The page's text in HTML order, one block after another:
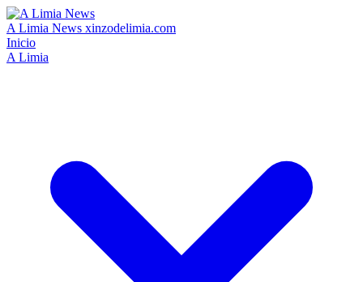
A Limia News xinzodelimia.com
Inicio
A Limia